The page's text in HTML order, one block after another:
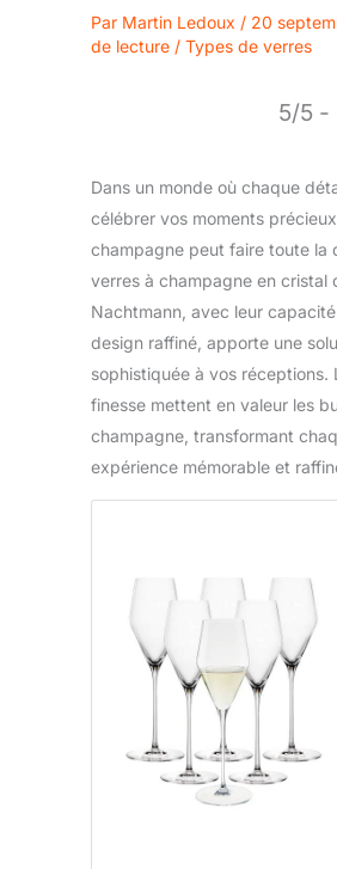
Par Martin Ledoux / 20
de lecture / Types de verres
5/5 -
Dans un monde où chaque
célébrer vos moments
champagne peut faire toute la
verres à champagne en cristal
Nachtmann, avec leur
design raffiné, apporte une
sophistiquée à vos réceptions.
finesse mettent en valeur les
champagne, transformant
expérience mémorable et